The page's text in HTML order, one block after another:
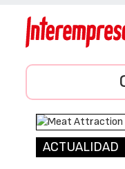
ACTUALIDAD